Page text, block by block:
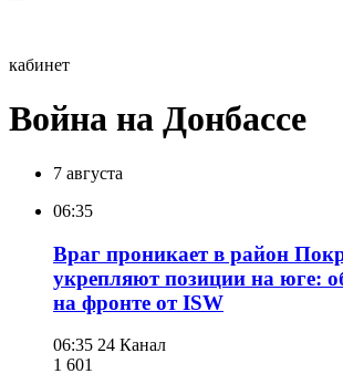
кабинет
Война на Донбассе
7 августа
06:35
Враг проникает в район
укрепляют позиции на юге:
на фронте от ISW
06:35 24 Канал
1 601